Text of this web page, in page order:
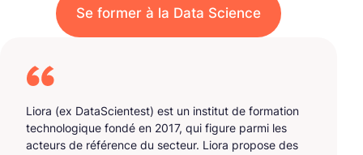
Se former à la Data Science
Liora (ex DataScientest) est un institut de formation
technologique fondé en 2017, qui figure parmi les
acteurs de référence du secteur. Liora propose des